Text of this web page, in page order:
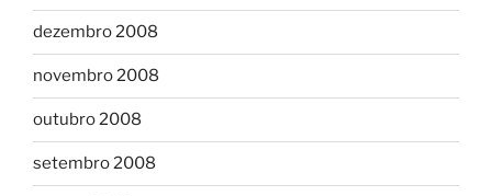
dezembro 2008
novembro 2008
outubro 2008
setembro 2008